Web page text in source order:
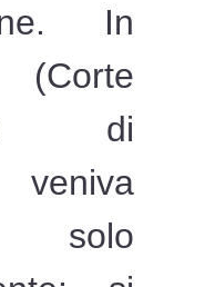
In
di
solo